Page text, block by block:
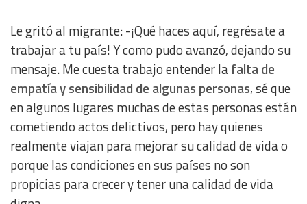
Le gritó al migrante: -¡Qué haces aquí, regrésate a
trabajar a tu país! Y como pudo avanzó, dejando su
mensaje. Me cuesta trabajo entender lafalta de
empatía y sensibilidad de algunas personas, sé que
en algunos lugares muchas de estas personas están
cometiendo actos delictivos, pero hay quienes
realmente viajan para mejorar su calidad de vida o
porque las condiciones en sus países no son
propicias para crecer y tener una calidad de vida